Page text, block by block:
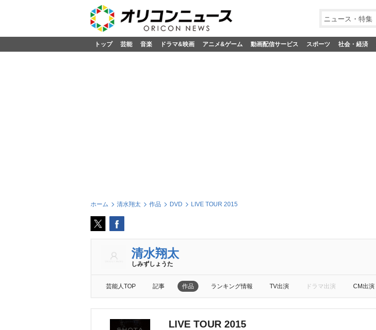
ニュース・特集
トップ 芸能 音楽 ドラマ&映画 アニメ&ゲーム 動画配信サービス スポーツ 社会・経済
ホーム 清水翔太 作品 DVD LIVE TOUR 2015
清水翔太
しみずしょうた
芸能人TOP 記事 作品 ランキング情報 TV出演 ドラマ出演 CM出演
LIVE TOUR 2015